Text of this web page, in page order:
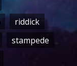
riddick
stampede